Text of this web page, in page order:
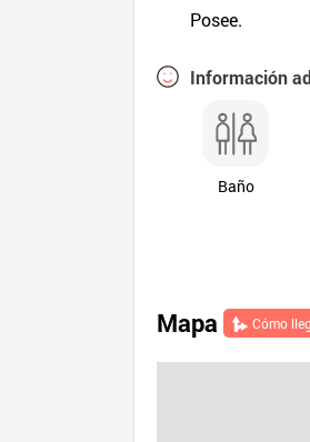
Posee.
Información
Baño
Mapa Cómo